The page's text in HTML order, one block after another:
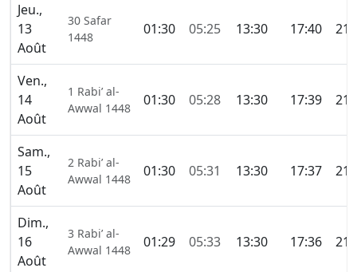
Jeu.,
13
Août
30 Safar
1448
01:30 05:25 13:30 17:40
Ven.,
14
Août
1 Rabi’ al-
Awwal 1448
01:30 05:28 13:30 17:39
Sam.,
15
Août
2 Rabi’ al-
Awwal 1448
01:30 05:31 13:30 17:37
Dim.,
16
Août
3 Rabi’ al-
Awwal 1448
01:29 05:33 13:30 17:36